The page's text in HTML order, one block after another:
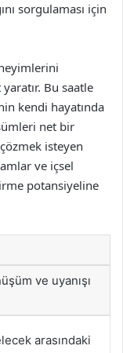
sorgulaması için
Bu saatle
kendi hayatında
net bir
isteyen
ve içsel
potansiyeline
ve uyanışı
arasındaki